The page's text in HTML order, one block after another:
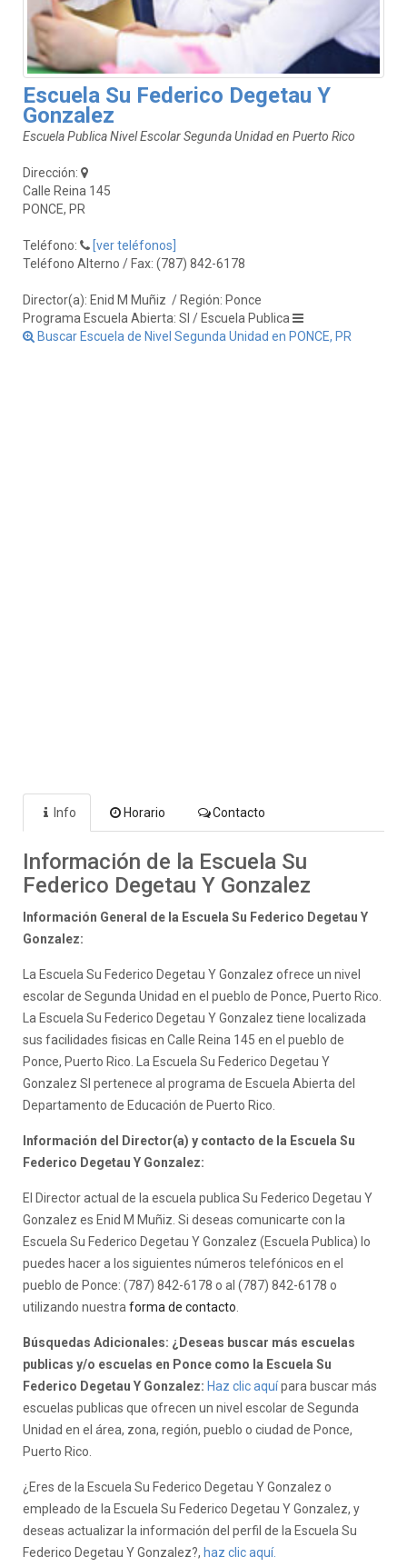
Escuela Su Federico Degetau Y
Gonzalez
Escuela Publica Nivel Escolar Segunda Unidad en Puerto Rico
Dirección:
Calle Reina 145
PONCE, PR
Teléfono:
[ver teléfonos]
Teléfono Alterno / Fax: (787) 842-6178
Director(a): Enid M Muñiz / Región: Ponce
Programa Escuela Abierta: SI / Escuela Publica
Buscar Escuela de Nivel Segunda Unidad en PONCE, PR
Info Horario Contacto
Información de la Escuela Su
Federico Degetau Y Gonzalez
Información General de la Escuela Su Federico Degetau Y
Gonzalez:
La Escuela Su Federico Degetau Y Gonzalez ofrece un nivel
escolar de Segunda Unidad en el pueblo de Ponce, Puerto Rico.
La Escuela Su Federico Degetau Y Gonzalez tiene localizada
sus facilidades fisicas en Calle Reina 145 en el pueblo de
Ponce, Puerto Rico. La Escuela Su Federico Degetau Y
Gonzalez SI pertenece al programa de Escuela Abierta del
Departamento de Educación de Puerto Rico.
Información del Director(a) y contacto de la Escuela Su
Federico Degetau Y Gonzalez:
El Director actual de la escuela publica Su Federico Degetau Y
Gonzalez es Enid M Muñiz. Si deseas comunicarte con la
Escuela Su Federico Degetau Y Gonzalez (Escuela Publica) lo
puedes hacer a los siguientes números telefónicos en el
pueblo de Ponce: (787) 842-6178 o al (787) 842-6178 o
utilizando nuestra forma de contacto
Búsquedas Adicionales: ¿Deseas buscar más escuelas
publicas y/o escuelas en Ponce como la Escuela Su
Federico Degetau Y Gonzalez: Haz clic aquípara buscar más
escuelas publicas que ofrecen un nivel escolar de Segunda
Unidad en el área, zona, región, pueblo o ciudad de Ponce,
Puerto Rico.
¿Eres de la Escuela Su Federico Degetau Y Gonzalez o
empleado de la Escuela Su Federico Degetau Y Gonzalez, y
deseas actualizar la información del perfil de la Escuela Su
Federico Degetau Y Gonzalez?, haz clic aquí.